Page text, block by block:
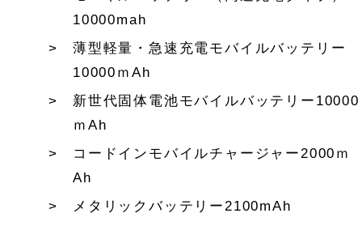
10000mah
薄型軽量・急速充電モバイルバッテリー
10000ｍAh
新世代固体電池モバイルバッテリー10000
ｍAh
コードインモバイルチャージャー2000ｍ
Ah
メタリックバッテリー2100mAh